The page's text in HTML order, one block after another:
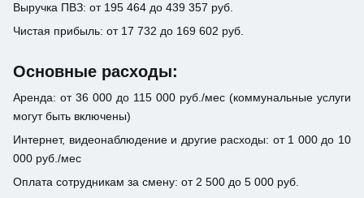
Выручка ПВЗ: от 195 464 до 439 357 руб.
Чистая прибыль: от 17 732 до 169 602 руб.
Основные расходы:
Аренда: от 36 000 до 115 000 руб./мес (коммунальные услуги
могут быть включены)
Интернет, видеонаблюдение и другие расходы: от 1 000 до 10
000 руб./мес
Оплата сотрудникам за смену: от 2 500 до 5 000 руб.